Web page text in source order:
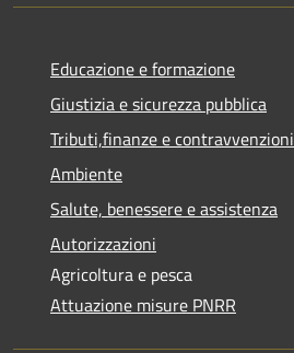
Educazione e formazione
Giustizia e sicurezza pubblica
Tributi,finanze e contravvenzioni
Ambiente
Salute, benessere e assistenza
Autorizzazioni
Agricoltura e pesca
Attuazione misure PNRR